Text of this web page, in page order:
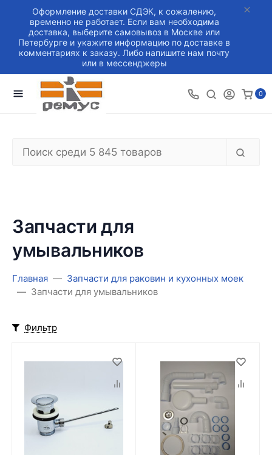
Оформление доставки СДЭК, к сожалению,
временно не работает. Если вам необходима
доставка, выберите самовывоз в Москве или
Петербурге и укажите информацию по доставке в
комментариях к заказу. Либо напишите нам почту
или в мессенджеры
0
Запчасти для
умывальников
Главная
Запчасти для раковин и кухонных моек
Запчасти для умывальников
Фильтр